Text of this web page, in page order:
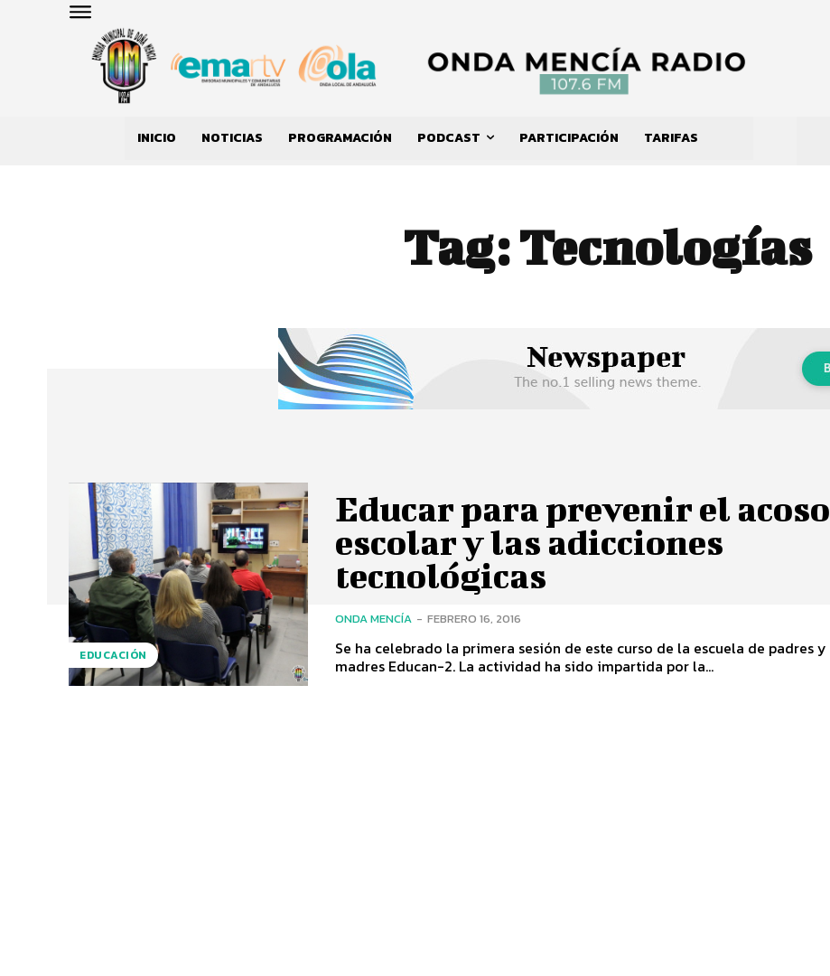
INICIO NOTICIAS PROGRAMACIÓN PODCAST PARTICIPACIÓN TARIFAS
Tag:Tecnologías
EDUCACIÓN
Educar para prevenir el acoso
escolar y las adicciones
tecnológicas
ONDA MENCÍA - FEBRERO 16, 2016
Se ha celebrado la primera sesión de este curso de la escuela de padres y
madres Educan-2. La actividad ha sido impartida por la...